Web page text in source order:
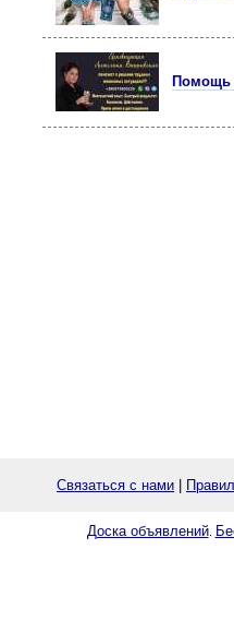
Помощь
Связаться с нами
Доска объявлений.